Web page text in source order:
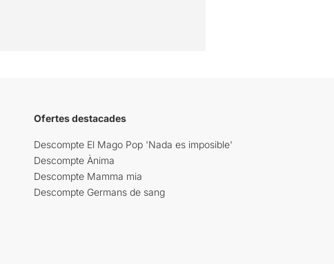
Ofertes destacades
Descompte El Mago Pop 'Nada es imposible'
Descompte Ànima
Descompte Mamma mia
Descompte Germans de sang